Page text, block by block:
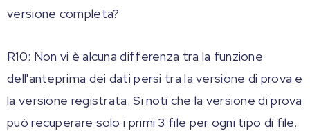
versione completa?
R10: Non vi è alcuna differenza tra la funzione
dell'anteprima dei dati persi tra la versione di prova e
la versione registrata. Si noti che la versione di prova
può recuperare solo i primi 3 file per ogni tipo di file.